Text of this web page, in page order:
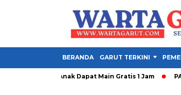
BERANDA GARUT TERKINI
Anak Dapat Main Gratis 1 Jam PAD Garut